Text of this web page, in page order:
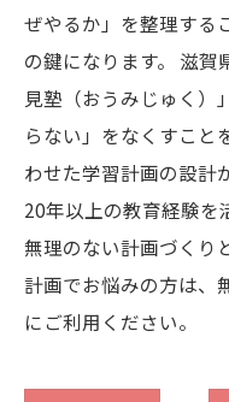
ぜやるか」を整理する
の鍵になります。 滋
見塾（おうみじゅく）
らない」をなくすこと
わせた学習計画の設計
20年以上の教育経験を
無理のない計画づくり
計画でお悩みの方は、
にご利用ください。